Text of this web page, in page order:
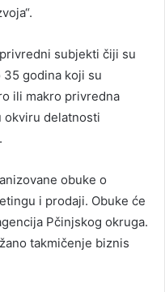
subjekti čiji su
godina koji su
ili makro privredna
okviru delatnosti
obuke o
i prodaji. Obuke će
Pčinjskog okruga.
takmičenje biznis